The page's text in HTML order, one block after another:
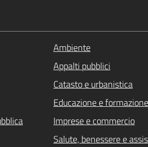
Ambiente
Appalti pubblici
Catasto e urbanistica
Educazione e formazione
Imprese e commercio
Salute, benessere e